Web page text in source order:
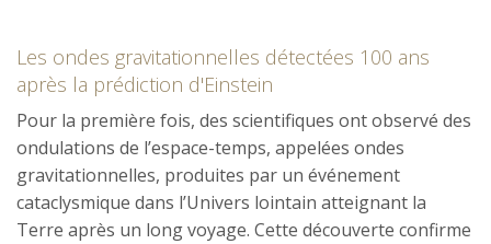
Les ondes gravitationnelles détectées 100 ans
après la prédiction d'Einstein
Pour la première fois, des scientifiques ont observé des
ondulations de l’espace-temps, appelées ondes
gravitationnelles, produites par un événement
cataclysmique dans l’Univers lointain atteignant la
Terre après un long voyage. Cette découverte confirme